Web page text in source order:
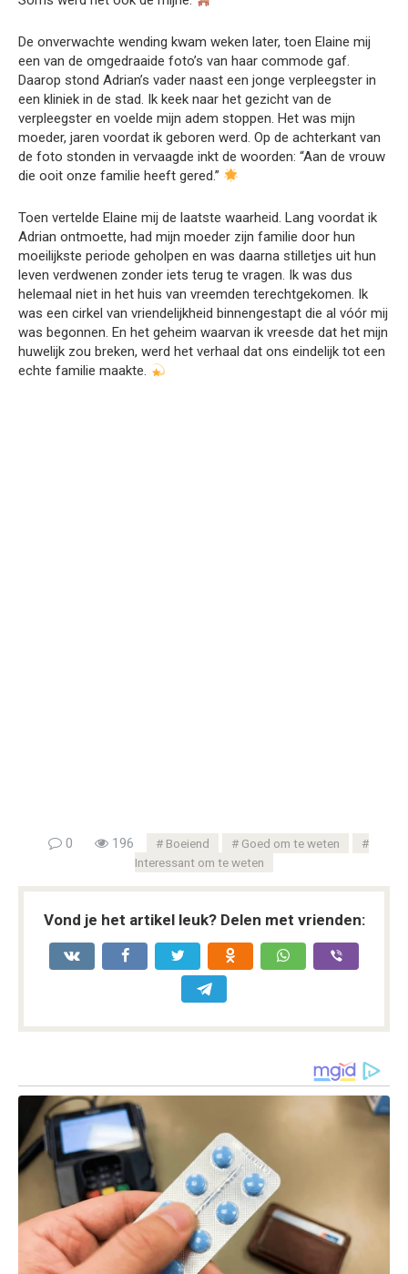
De onverwachte wending kwam weken later, toen Elaine mij
een van de omgedraaide foto’s van haar commode gaf.
Daarop stond Adrian’s vader naast een jonge verpleegster in
een kliniek in de stad. Ik keek naar het gezicht van de
verpleegster en voelde mijn adem stoppen. Het was mijn
moeder, jaren voordat ik geboren werd. Op de achterkant van
de foto stonden in vervaagde inkt de woorden: “Aan de vrouw
die ooit onze familie heeft gered.”
Toen vertelde Elaine mij de laatste waarheid. Lang voordat ik
Adrian ontmoette, had mijn moeder zijn familie door hun
moeilijkste periode geholpen en was daarna stilletjes uit hun
leven verdwenen zonder iets terug te vragen. Ik was dus
helemaal niet in het huis van vreemden terechtgekomen. Ik
was een cirkel van vriendelijkheid binnengestapt die al vóór mij
was begonnen. En het geheim waarvan ik vreesde dat het mijn
huwelijk zou breken, werd het verhaal dat ons eindelijk tot een
echte familie maakte.
0 196 Boeiend
Goed om te weten
Interessant om te weten
Vond je het artikel leuk? Delen met vrienden: